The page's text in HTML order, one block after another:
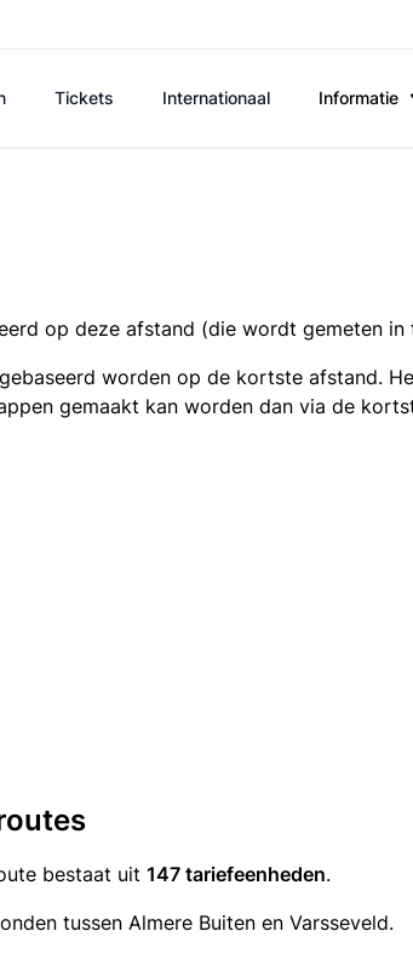
Tickets Internationaal Informatie
op deze afstand (die wordt gemeten in
worden op de kortste afstand.
gemaakt kan worden dan via de
bestaat uit 147 tariefeenheden.
tussen Almere Buiten en Varsseveld.